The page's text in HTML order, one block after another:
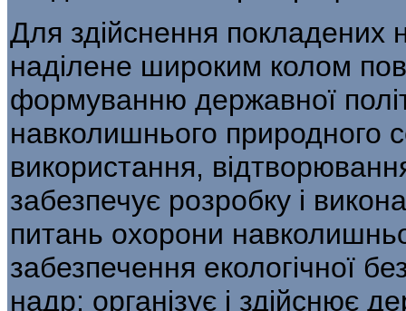
Для здійснення покладених
наді­лене широким колом
формуванню державної
навколишнього природного
використання,
забезпечує розробку і
питань охорони
забезпечення екологічної
надр; орга­нізує і здійснює